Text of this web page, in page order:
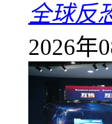
全球反
2026年